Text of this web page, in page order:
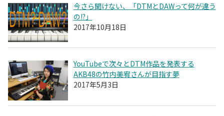
今さら聞けない、「DTMとDAWって何が違う
の!?」
2017年10月18日
YouTubeで次々とDTM作品を発表する
AKB48の竹内美宥さんが目指す夢
2017年5月3日